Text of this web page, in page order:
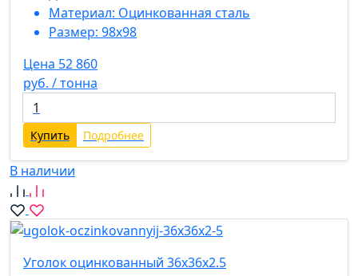
Материал: Оцинкованная сталь
Размер: 98х98
Цена 52 860
руб. / тонна
Купить Подробнее
В наличии
Уголок оцинкованный 36х36х2.5